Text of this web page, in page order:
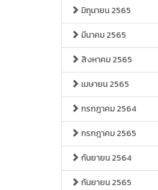
มิถุนายน 2565
มีนาคม 2565
สิงหาคม 2565
เมษายน 2565
กรกฎาคม 2564
กรกฎาคม 2565
กันยายน 2564
กันยายน 2565